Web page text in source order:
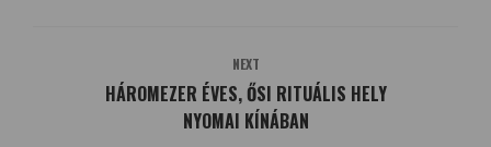
NEXT
HÁROMEZER ÉVES, ŐSI RITUÁLIS HELY
NYOMAI KÍNÁBAN